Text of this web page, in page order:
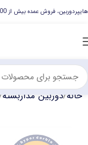
هایپردوربین، فروش عمده بیش از 400 محصول مرتبط با سیستم های حفاظتی
خانه دوربین مداربسته